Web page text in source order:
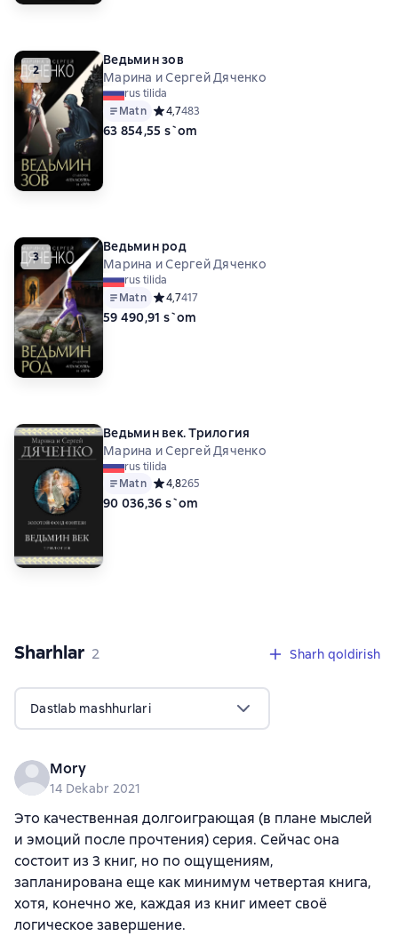
2
Ведьмин зов
Марина и Сергей Дяченко
rus tilida
Matn Средний рейтинг 4,7 на основе 483 оценок
4,7483
63 854,55 s`om
3
Ведьмин род
Марина и Сергей Дяченко
rus tilida
Matn Средний рейтинг 4,7 на основе 417 оценок
4,7417
59 490,91 s`om
Ведьмин век. Трилогия
Марина и Сергей Дяченко
rus tilida
Matn Средний рейтинг 4,8 на основе 265 оценок
4,8265
90 036,36 s`om
Sharhlar 2 sharhlar
2 Sharh qoldirish
Dastlab mashhurlari
Mory
14 Dekabr 2021
Это качественная долгоиграющая (в плане мыслей
и эмоций после прочтения) серия. Сейчас она
состоит из 3 книг, но по ощущениям,
запланирована еще как минимум четвертая книга,
хотя, конечно же, каждая из книг имеет своё
логическое завершение.